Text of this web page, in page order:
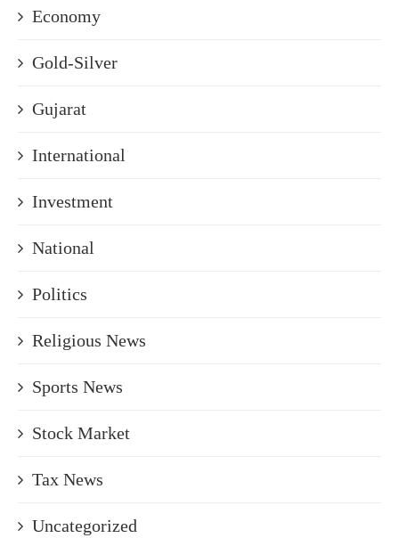
Economy
Gold-Silver
Gujarat
International
Investment
National
Politics
Religious News
Sports News
Stock Market
Tax News
Uncategorized